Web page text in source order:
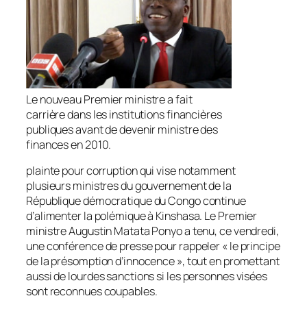
Le nouveau Premier ministre a fait
carrière dans les institutions financières
publiques avant de devenir ministre des
finances en 2010.
plainte pour corruption qui vise notamment
plusieurs ministres du gouvernement de la
République démocratique du Congo continue
d’alimenter la polémique à Kinshasa. Le Premier
ministre Augustin Matata Ponyo a tenu, ce vendredi,
une conférence de presse pour rappeler « le principe
de la présomption d’innocence », tout en promettant
aussi de lourdes sanctions si les personnes visées
sont reconnues coupables.